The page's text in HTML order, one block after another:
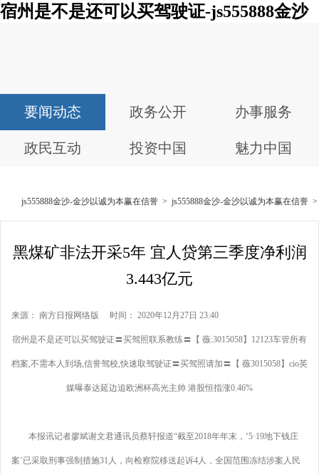
宿州是不是还可以买驾驶证-js555888金沙
要闻动态 政务公开 办事服务
政民互动 投资中国 魅力中国
js555888金沙-金沙以诚为本赢在信誉 > js555888金沙-金沙以诚为本赢在信誉
黑煤矿非法开采5年 宜人贷第三季度净利润
3.443亿元
来源： 南方日报网络版 时间： 2020年12月27日 23:40
宿州是不是还可以买驾驶证〓买驾照联系教练〓【 薇:3015058】12123车管所有
档案,不需本人到场,信誉驾校,快速取驾驶证〓买驾照请加〓【 薇3015058】cio英
媒曝泰达延边追欧洲杯高光主帅 港股恒指涨0.46%
本报讯记者廖斌谢文君通讯员蔡轩报道“截至2018年年末，‘5·19地下钱庄
案’已采取刑事强制措施31人，向检察院移送起诉4人，全国范围冻结涉案人民